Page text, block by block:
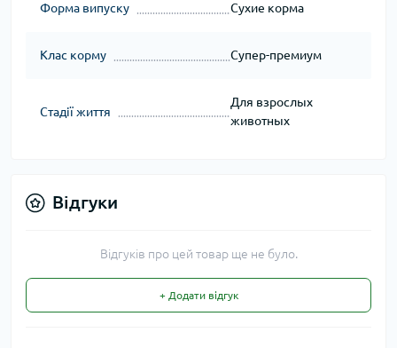
Форма випуску Сухие корма
Клас корму Супер-премиум
Стадії життя
Для взрослых
животных
Відгуки
Відгуків про цей товар ще не було.
+ Додати відгук